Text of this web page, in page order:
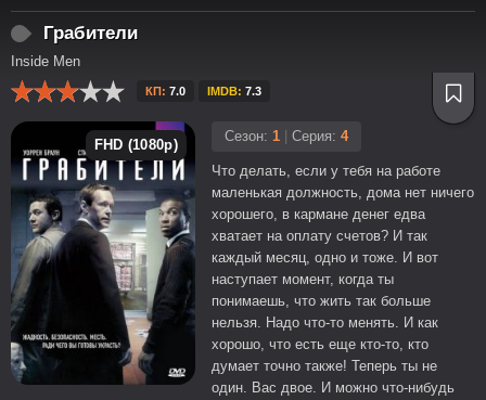
Грабители
Inside Men
КП: 7.0 IMDB: 7.3
FHD (1080p)
Сезон: 1 Серия: 4
Что делать, если у тебя на работе
маленькая должность, дома нет ничего
хорошего, в кармане денег едва
хватает на оплату счетов? И так
каждый месяц, одно и тоже. И вот
наступает момент, когда ты
понимаешь, что жить так больше
нельзя. Надо что-то менять. И как
хорошо, что есть еще кто-то, кто
думает точно также! Теперь ты не
один. Вас двое. И можно что-нибудь